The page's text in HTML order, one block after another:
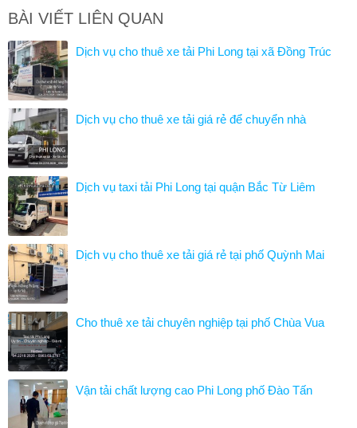
BÀI VIẾT LIÊN QUAN
Dịch vụ cho thuê xe tải Phi Long tại xã Đồng Trúc
Dịch vụ cho thuê xe tải giá rẻ để chuyển nhà
Dịch vụ taxi tải Phi Long tại quận Bắc Từ Liêm
Dịch vụ cho thuê xe tải giá rẻ tại phố Quỳnh Mai
Cho thuê xe tải chuyên nghiệp tại phố Chùa Vua
Vận tải chất lượng cao Phi Long phố Đào Tấn